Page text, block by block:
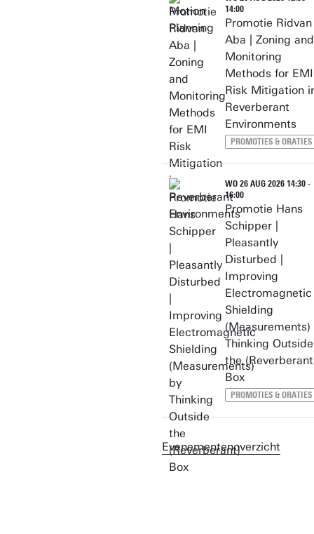
14:00
Promotie Ridvan
Aba | Zoning and
Monitoring
Methods for EMI
Risk Mitigation
Reverberant
Environments
PROMOTIES & ORATIES
WO 26 AUG 2026 14:30 -
16:00
Promotie Hans
Schipper |
Pleasantly
Disturbed |
Improving
Electromagnetic
Shielding
(Measurements)
Thinking Outside
the
Box
PROMOTIES & ORATIES
Evenementenoverzicht